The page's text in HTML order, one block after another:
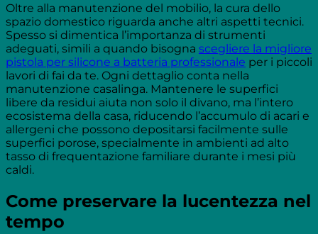
Oltre alla manutenzione del mobilio, la cura dello
spazio domestico riguarda anche altri aspetti tecnici.
Spesso si dimentica l’importanza di strumenti
adeguati, simili a quando bisogna scegliere la migliore
pistola per silicone a batteria professionale per i piccoli
lavori di fai da te. Ogni dettaglio conta nella
manutenzione casalinga. Mantenere le superfici
libere da residui aiuta non solo il divano, ma l’intero
ecosistema della casa, riducendo l’accumulo di acari e
allergeni che possono depositarsi facilmente sulle
superfici porose, specialmente in ambienti ad alto
tasso di frequentazione familiare durante i mesi più
caldi.
Come preservare la lucentezza nel
tempo